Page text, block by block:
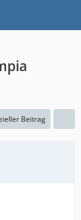
Beitrag